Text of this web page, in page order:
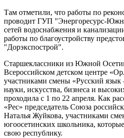
Там отметили, что работы по
проводит ГУП "Энергоресурс-
сетей водоснабжения и
работы по благоустройству
"Дорэкспострой".
Старшеклассники из Южной
Всероссийском детском центре
участниками смены «Русский
науки, искусства, бизнеса и
проходила с 1 по 22 апреля. Как
«Рес» председатель Союза
Наталья Жуйкова, участниками
югоосетинских школьника,
свою республику.